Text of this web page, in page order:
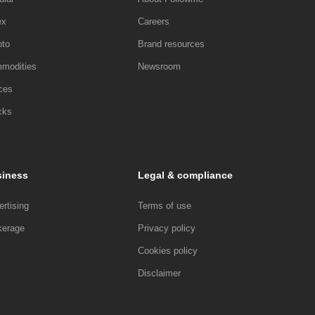
Careers
Brand resources
Newsroom
Legal & compliance
Terms of use
Privacy policy
Cookies policy
Disclaimer